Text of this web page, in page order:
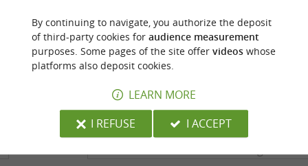
Photo credit :otcm
YOU WILL LIKEALSO
By continuing to navigate, you authorize the deposit
of third-party cookies for audience measurement
purposes. Some pages of the site offer videoswhose
platforms also deposit cookies.
LEARN MORE
I REFUSE
I ACCEPT